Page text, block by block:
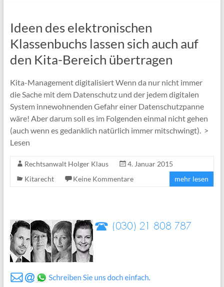
Ideen des elektronischen
Klassenbuchs lassen sich auch auf
den Kita-Bereich übertragen
Kita-Management digitalisiert Wenn da nur nicht immer
die Sache mit dem Datenschutz und der jedem digitalen
System innewohnenden Gefahr einer Datenschutzpanne
wäre! Aber darum soll es im Folgenden einmal nicht gehen
(auch wenn es gedanklich natürlich immer mitschwingt). >
Lesen
Rechtsanwalt Holger Klaus
4. Januar 2015
Kitarecht
Keine Kommentare mehr lesen